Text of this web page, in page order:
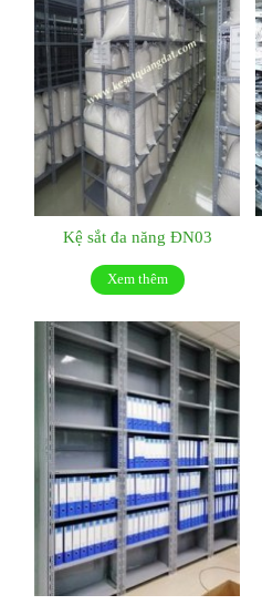
Kệ sắt đa năng ĐN03
Xem thêm